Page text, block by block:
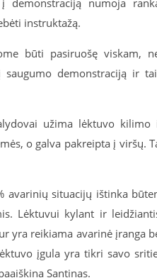
demonstraciją numoja
instruktažą.
būti pasiruošę viskam,
saugumo demonstraciją ir
užima lėktuvo kilimo
o galva pakreipta į viršų.
avarinių situacijų ištinka
Lėktuvui kylant ir
yra reikiama avarinė įranga
įgula yra tikri savo
Santinas.